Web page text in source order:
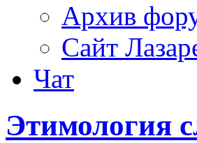
Архив
Сайт
Чат
Этимология